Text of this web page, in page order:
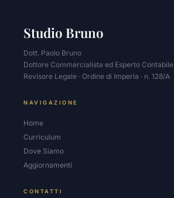
Studio Bruno
Dott. Paolo Bruno
Dottore Commercialista ed Esperto Contabile
Revisore Legale · Ordine di Imperia · n. 128/A
NAVIGAZIONE
Home
Curriculum
Dove Siamo
Aggiornamenti
CONTATTI